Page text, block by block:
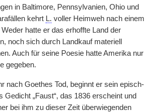
in Baltimore, Pennsylvanien, Ohio und
kehrt L. voller Heimweh nach einem
hatte er das erhoffte Land der
noch sich durch Landkauf materiell
Auch für seine Poesie hatte Amerika nur
gegeben.
nach Goethes Tod, beginnt er sein episch-
Gedicht „Faust“, das 1836 erscheint und
bei ihm zu dieser Zeit überwiegenden